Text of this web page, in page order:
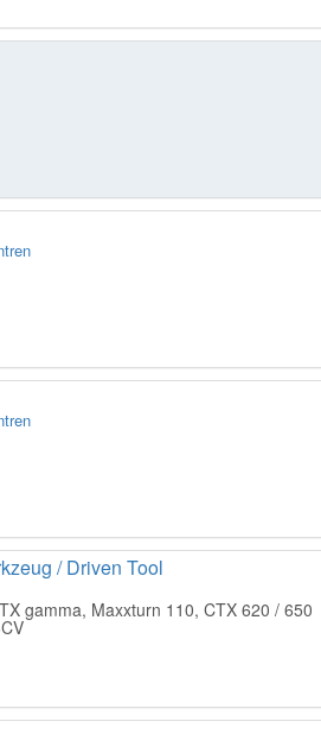
/ Driven Tool
gamma, Maxxturn 110, CTX 620 / 650